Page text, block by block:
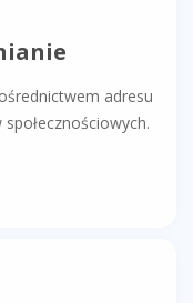
adresu